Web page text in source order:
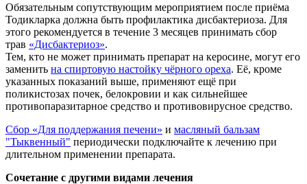
Обязательным сопутствующим мероприятием после приёма
Тодикларка должна быть профилактика дисбактериоза. Для
этого рекомендуется в течение 3 месяцев принимать сбор
трав «Дисбактериоз».
Тем, кто не может принимать препарат на керосине, могут его
заменить на спиртовую настойку чёрного ореха. Её, кроме
указанных показаний выше, применяют ещё при
поликистозах почек, белoкровии и как сильнейшее
противопаразитарное средство и противовирусное средство.
Сбор «Для поддержания печени» и масляный бальзам
"Тыквенный" периодически подключайте к лечению при
длительном применении препарата.
Сочетание с другими видами лечения